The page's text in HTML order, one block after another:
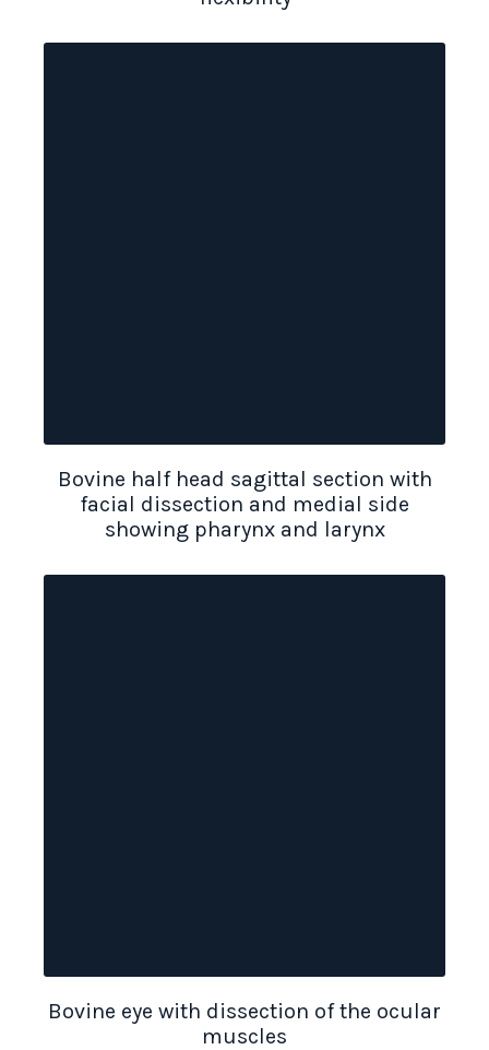
Bovine half head sagittal section with
facial dissection and medial side
showing pharynx and larynx
Bovine eye with dissection of the ocular
muscles